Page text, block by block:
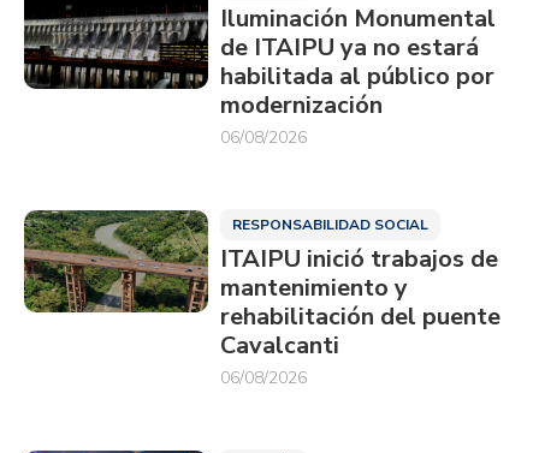
Iluminación Monumental
de ITAIPU ya no estará
habilitada al público por
modernización
06/08/2026
RESPONSABILIDAD SOCIAL
ITAIPU inició trabajos de
mantenimiento y
rehabilitación del puente
Cavalcanti
06/08/2026